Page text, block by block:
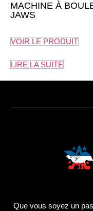
MACHINE À
JAWS
VOIR LE PRODUIT
LIRE LA SUITE
Que vous soyez un